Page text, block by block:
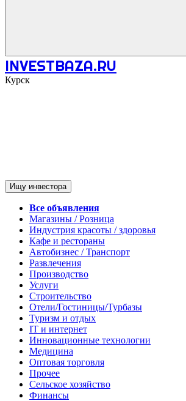
INVESTBAZA.RU
Курск
Ищу инвестора
Все объявления
Магазины / Розница
Индустрия красоты / здоровья
Кафе и рестораны
Автобизнес / Транспорт
Развлечения
Производство
Услуги
Строительство
Отели/Гостиницы/Турбазы
Туризм и отдых
IT и интернет
Инновационные технологии
Медицина
Оптовая торговля
Прочее
Сельское хозяйство
Финансы